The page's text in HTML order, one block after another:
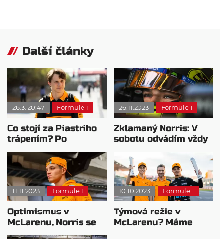
Další články
26.3. 20:47 Formule 1
Co stojí za Piastriho
trápením? Po
vyšetřování má jasno
26.11.2023 Formule 1
Zklamaný Norris: V
sobotu odvádím vždy
11.11.2023 Formule 1
Optimismus v
McLarenu, Norris se
těší na další sezónu
10.10.2023 Formule 1
Týmová režie v
McLarenu? Máme